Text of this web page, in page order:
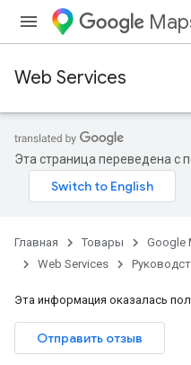
Web Services
Эта страница переведена с
Главная Товары Google
Web Services
Эта информация оказалась
Отправить отзыв